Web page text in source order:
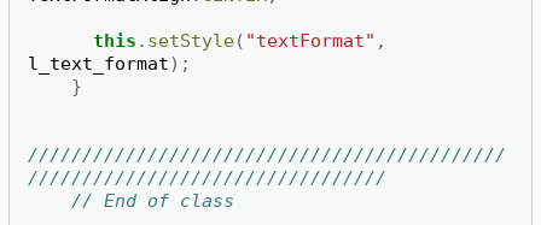
this . setStyle( "textFormat" ,
l_text_format);
}
////////////////////////////////////////////
/////////////////////////////////
// End of class